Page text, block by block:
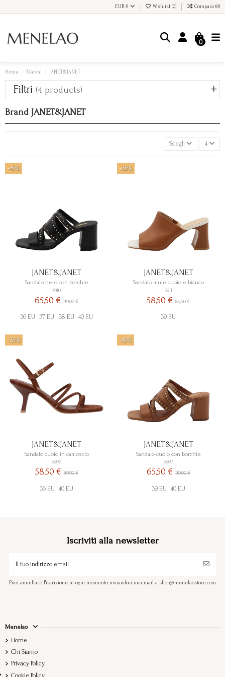
EUR € Wishlist (0) Compara (0)
0
Home Marchi JANET&JANET
Brand JANET&JANET
Scegli 4
-45%
Sandalo nero con borchie
JANET&JANET
5910
65,50 €119,00 €
36 EU 37 EU 38 EU 40 EU
-35%
Sandalo mule cuoio e bianco
JANET&JANET
5911
58,50 €89,90 €
39 EU
-35%
Sandalo cuoio in camoscio
JANET&JANET
5906
58,50 €89,90 €
36 EU 40 EU
-45%
Sandalo cuoio con borchie
JANET&JANET
5907
65,50 € 119,00 €
39 EU 40 EU
Filtri (4 products)
Iscriviti alla newsletter
Puoi annullare l'iscrizione in ogni momento inviandoci una mail a shop@menelaostore.com
Menelao
Home
Chi Siamo
Privacy Policy
Cookie Policy